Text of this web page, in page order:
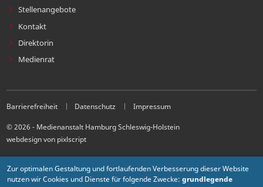
Stellenangebote
Kontakt
Direktorin
Medienrat
Barrierefreiheit Datenschutz Impressum
© 2026 - Medienanstalt Hamburg Schleswig-Holstein
webdesign von pixlscript
Zur optimalen Gestaltung und fortlaufenden Verbesserung dieser Website
nutzen wir Cookies und Dienste für folgende Zwecke: grundlegende